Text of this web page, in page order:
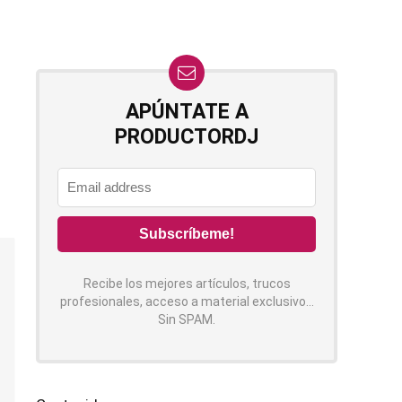
APÚNTATE A
PRODUCTORDJ
Recibe los mejores artículos, trucos
profesionales, acceso a material exclusivo...
Sin SPAM.